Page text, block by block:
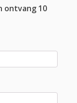
ontvang 10